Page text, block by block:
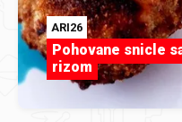
ARI26
Pohovane snicle
rizom